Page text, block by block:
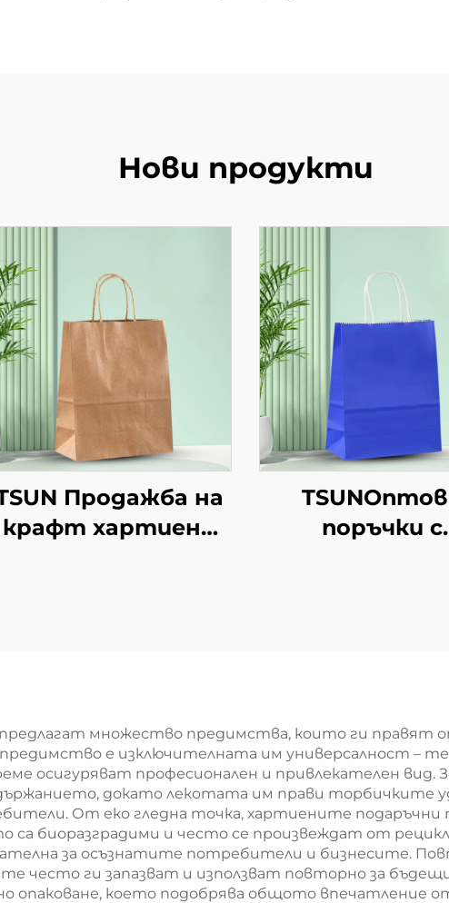
Нови продукти
Продажба на
крафт хартиени
печат
поръчки с
екранна
Нова
упаковка
транспорт
храна
множество предимства, които ги правят
е изключителната им универсалност –
осигуряват професионален и привлекателен вид.
докато лекотата им прави торбичките
От еко гледна точка, хартиените
са биоразградими и често се произвеждат от
за осъзнатите потребители и бизнесите.
често ги запазват и използват повторно за бъдещи
опаковане, което подобрява общото впечатление